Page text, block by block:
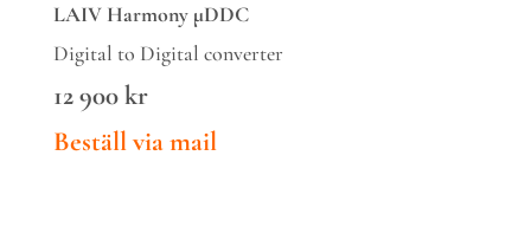
LAIV Harmony μDDC
Digital to Digital converter
12 900kr
Beställ via mail